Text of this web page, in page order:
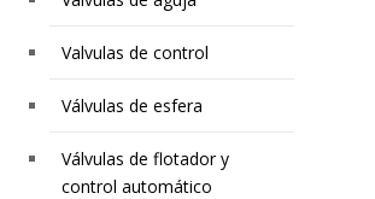
Valvulas de control
Válvulas de esfera
Válvulas de flotador y
control automático